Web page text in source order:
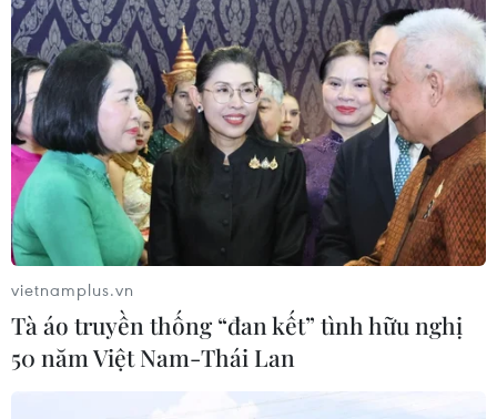
TIN LIÊN QUAN
vietnamplus.vn
Tà áo truyền thống “đan kết” tình hữu nghị
50 năm Việt Nam-Thái Lan